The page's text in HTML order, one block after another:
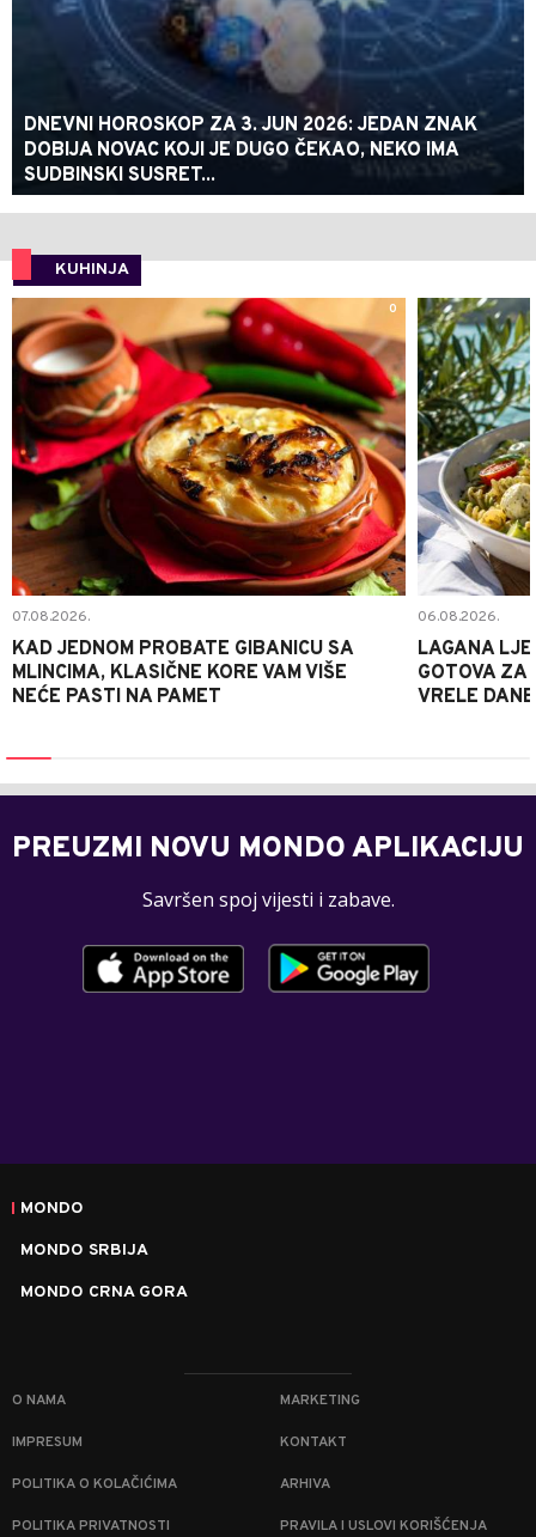
DNEVNI HOROSKOP ZA 3. JUN 2026: JEDAN ZNAK
DOBIJA NOVAC KOJI JE DUGO ČEKAO, NEKO IMA
SUDBINSKI SUSRET...
KUHINJA
0
07.08.2026.
KAD JEDNOM PROBATE GIBANICU SA
MLINCIMA, KLASIČNE KORE VAM VIŠE
NEĆE PASTI NA PAMET
06.08.2026.
LAGANA
GOTOVA ZA
VRELE DANE
PREUZMI NOVU MONDO APLIKACIJU
Savršen spoj vijesti i zabave.
MONDO
MONDO SRBIJA
MONDO CRNA GORA
O NAMA MARKETING
IMPRESUM KONTAKT
POLITIKA O KOLAČIĆIMA ARHIVA
POLITIKA PRIVATNOSTI PRAVILA I USLOVI KORIŠĆENJA